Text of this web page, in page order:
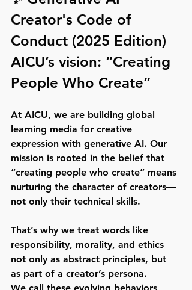
Creator's Code of
Conduct (2025 Edition)
AICU’s vision: “Creating
People Who Create”
At AICU, we are building global
learning media for creative
expression with generative AI. Our
mission is rooted in the belief that
“creating people who create” means
nurturing the character of creators—
not only their technical skills.
That’s why we treat words like
responsibility, morality, and ethics
not only as abstract principles, but
as part of a creator’s persona.
We call these evolving behaviors